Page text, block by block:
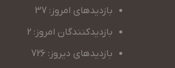
بازدیدهای امروز: 37
بازدیدکنندگان امروز: 2
بازدیدهای دیروز: 726